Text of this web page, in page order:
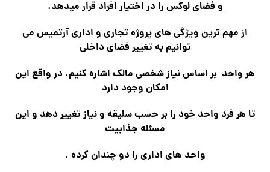
و فضای لوکس را در اختیار افراد قرار میدهد.
از مهم ترین ویژگی های پروژه تجاری و اداری آرتمیس می
توانیم به تغییر فضای داخلی
هر واحد بر اساس نیاز شخصی مالک اشاره کنیم. در واقع این
امکان وجود دارد
تا هر فرد واحد خود را بر حسب سلیقه و نیاز تغییر دهد و این
مسئله جذابیت
واحد های اداری را دو چندان کرده .